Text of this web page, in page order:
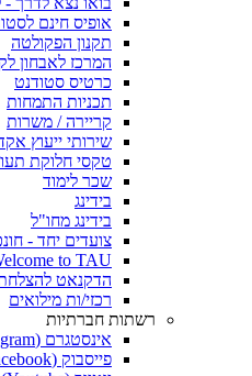
אופיס חינם
תקנון הפקולטה
המרכז לאבחון
כרטיס סטודנט
תכניות התמחות
קריירה / משרות
שירותי ייעוץ
טקסי חלוקת
שכר לימוד
בידינג
בידינג מחו"ל
צועדים יחד -
to TAU
הדקנאט
רכזי/ות מילואים
רשתות חברתיות
אינסטגרם (Instagram)
פייסבוק (Facebook)